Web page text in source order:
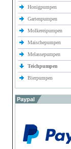
Honigpumpen
Gartenpumpen
Molkereipumpen
Maischepumpen
Melassepumpen
Teichpumpen
Bierpumpen
Paypal